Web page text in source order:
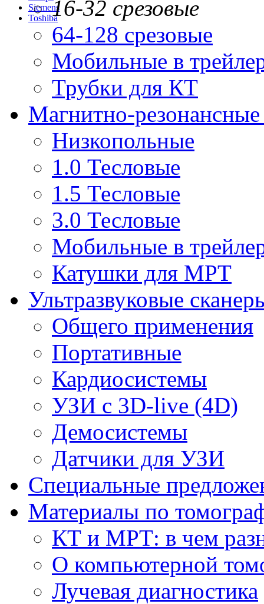
Siemens
Toshiba16-32 срезовые
64-128 срезовые
Мобильные в
Трубки для КТ
Магнитно-
Низкопольные
1.0 Тесловые
1.5 Тесловые
3.0 Тесловые
Мобильные в
Катушки для МРТ
Ультразвуковые
Общего применения
Портативные
Кардиосистемы
УЗИ с 3D-live (4D)
Демосистемы
Датчики для УЗИ
Cпециальные
Материалы по
КТ и МРТ: в чем
О компьютерной
Лучевая диагностика